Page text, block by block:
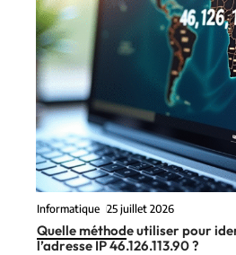
Informatique 25 juillet 2026
Quelle méthode utiliser pour
l’adresse IP 46.126.113.90 ?